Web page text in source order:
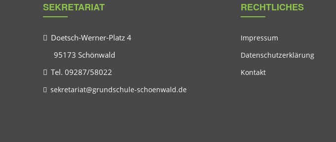
SEKRETARIAT
Doetsch-Werner-Platz 4
95173 Schönwald
Tel. 09287/58022
sekretariat@grundschule-schoenwald.de
RECHTLICHES
Impressum
Datenschutzerklärung
Kontakt